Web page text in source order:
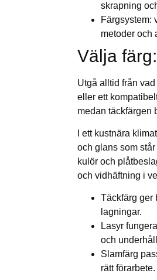
skrapning
Färgsystem:
metoder och
Välja
Utgå alltid från
eller ett
medan täckfärgen
I ett kustnära
och glans som
kulör och
och vidhäftning i
Täckfärg ger
lagningar.
Lasyr
och
Slamfärg
rätt förarbete.